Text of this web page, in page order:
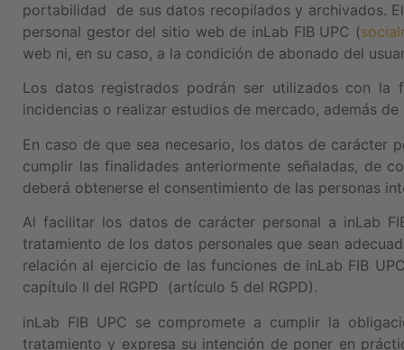
portabilidad de sus datos recopilados y archivados.
personal gestor del sitio web de inLab FIB UPC (
web ni, en su caso, a la condición de abonado del
Los datos registrados podrán ser utilizados con la
incidencias o realizar estudios de mercado, además
En caso de que sea necesario, los datos de
cumplir las finalidades anteriormente señaladas, de
deberá obtenerse el consentimiento de las personas
Al facilitar los datos de carácter personal a inLab
tratamiento de los datos personales que sean
relación al ejercicio de las funciones de inLab FIB
capítulo II del RGPD (artículo 5 del RGPD).
inLab FIB UPC se compromete a cumplir la
tratamiento y expresa su intención de poner en